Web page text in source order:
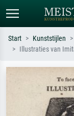
Zoek op kunstenaar,
Monet, Sterrennacht,
Hokusai-golf,
Start Kunststijlen
Illustraties van